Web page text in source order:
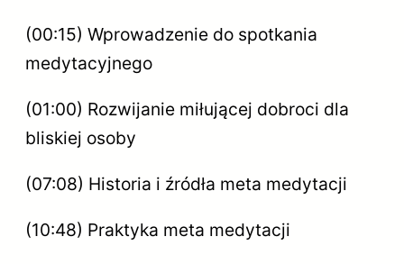
(00:15) Wprowadzenie do spotkania
medytacyjnego
(01:00) Rozwijanie miłującej dobroci dla
bliskiej osoby
(07:08) Historia i źródła meta medytacji
(10:48) Praktyka meta medytacji